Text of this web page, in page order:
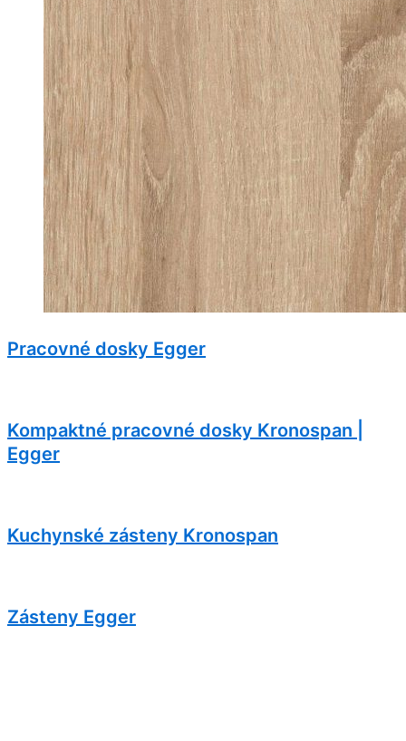
Pracovné dosky Egger
Kompaktné pracovné dosky Kronospan |
Egger
Kuchynské zásteny Kronospan
Zásteny Egger